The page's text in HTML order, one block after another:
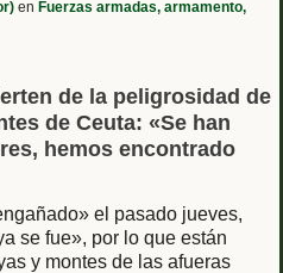
en Fuerzas armadas, armamento,
de la peligrosidad de
de Ceuta: «Se han
hemos encontrado
el pasado jueves,
se fue», por lo que están
y montes de las afueras